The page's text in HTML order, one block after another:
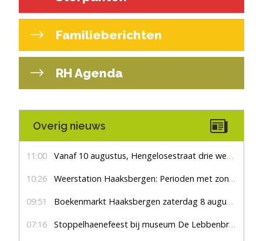
Familieberichten
RH Agenda
Overig nieuws
11:00 Vanaf 10 augustus, Hengelosestraat drie weken dicht voor doorgaand verkeer
10:26 Weerstation Haaksbergen: Perioden met zon en droog
09:51 Boekenmarkt Haaksbergen zaterdag 8 augustus, marktplein Haaksbergen
07:16 Stoppelhaenefeest bij museum De Lebbenbrugge